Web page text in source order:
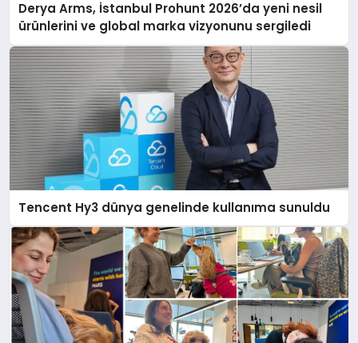
Derya Arms, İstanbul Prohunt 2026’da yeni nesil
ürünlerini ve global marka vizyonunu sergiledi
Tencent Hy3 dünya genelinde kullanıma sunuldu